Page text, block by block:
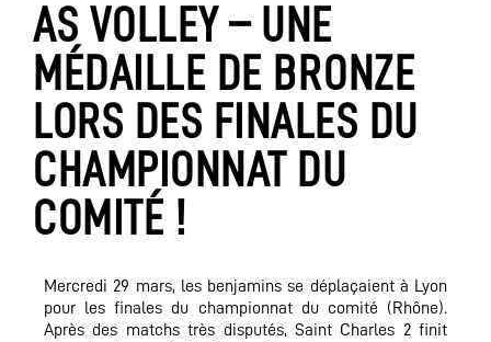
AS VOLLEY – UNE
MÉDAILLE DE BRONZE
LORS DES FINALES DU
CHAMPIONNAT DU
COMITÉ !
Mercredi 29 mars, les benjamins se déplaçaient à Lyon
pour les finales du championnat du comité (Rhône).
Après des matchs très disputés, Saint Charles 2 finit